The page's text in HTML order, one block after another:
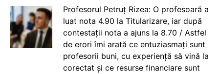
Profesorul Petruț Rizea: O profesoară a
luat nota 4.90 la Titularizare, iar după
contestații nota a ajuns la 8.70 / Astfel
de erori îmi arată ce entuziasmați sunt
profesorii buni, cu experiență să vină la
corectat și ce resurse financiare sunt